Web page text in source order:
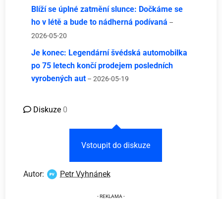
Blíží se úplné zatmění slunce: Dočkáme se
ho v létě a bude to nádherná podívaná –
2026-05-20
Je konec: Legendární švédská automobilka
po 75 letech končí prodejem posledních
vyrobených aut – 2026-05-19
Diskuze 0
Vstoupit do diskuze
Autor: Petr Vyhnánek